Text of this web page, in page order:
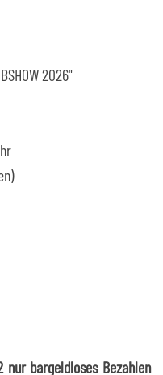
2026"
bargeldloses Bezahlen